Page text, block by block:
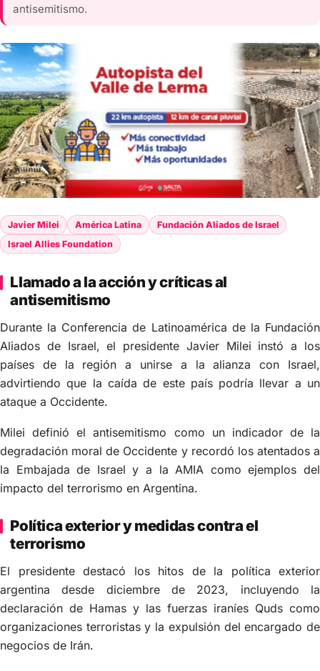
antisemitismo.
Javier Milei América Latina
Fundación Aliados de Israel
Israel Allies Foundation
Llamado a la acción y críticas al
antisemitismo
Durante la Conferencia de Latinoamérica de la Fundación
Aliados de Israel, el presidente Javier Milei instó a los
países de la región a unirse a la alianza con Israel,
advirtiendo que la caída de este país podría llevar a un
ataque a Occidente.
Milei definió el antisemitismo como un indicador de la
degradación moral de Occidente y recordó los atentados a
la Embajada de Israel y a la AMIA como ejemplos del
impacto del terrorismo en Argentina.
Política exterior y medidas contra el
terrorismo
El presidente destacó los hitos de la política exterior
argentina desde diciembre de 2023, incluyendo la
declaración de Hamas y las fuerzas iraníes Quds como
organizaciones terroristas y la expulsión del encargado de
negocios de Irán.